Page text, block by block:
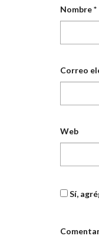
Nombre*
Correo
Web
Sí,